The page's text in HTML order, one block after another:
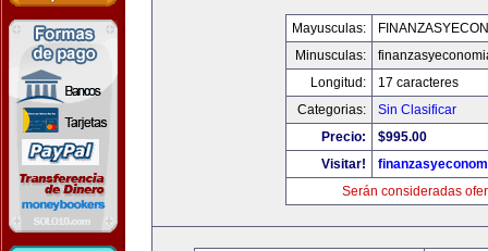
Mayusculas:
Minusculas:
Longitud:
17 caracteres
Categorias:
Sin Clasificar
Precio:
$995.00
Visitar!
Serán consideradas